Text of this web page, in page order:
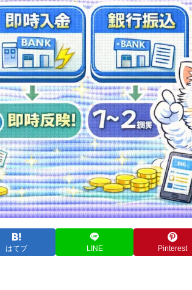
はてブ LINE Pinterest